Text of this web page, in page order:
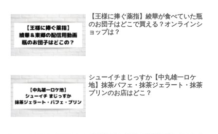
【王様に捧ぐ薬指】綾華が食べていた瓶
のお団子はどこで買える？オンラインシ
ョップは？
シューイチまじっすか【中丸雄一ロケ
地】抹茶パフェ・抹茶ジェラート・抹茶
プリンのお店はどこ？